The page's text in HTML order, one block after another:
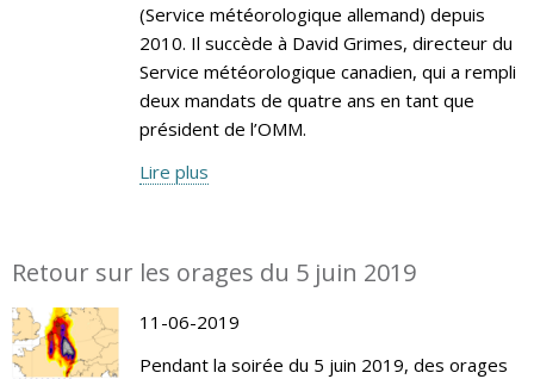
(Service météorologique allemand) depuis
2010. Il succède à David Grimes, directeur du
Service météorologique canadien, qui a rempli
deux mandats de quatre ans en tant que
président de l’OMM.
Lire plus
Retour sur les orages du 5 juin 2019
11-06-2019
Pendant la soirée du 5 juin 2019, des orages